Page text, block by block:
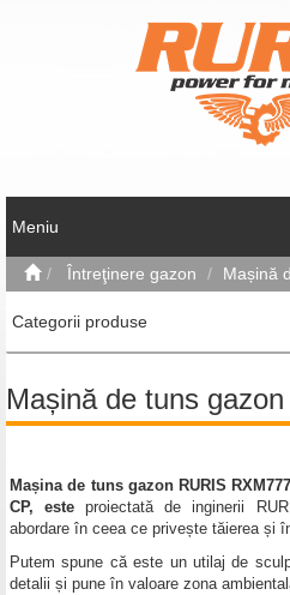
Meniu
Întreţinere gazon Mașină
Categorii produse
Mașină de tuns gazon
Mașina de tuns gazon RURIS
CP, este proiectată de inginerii
abordare în ceea ce privește tăierea și
Putem spune că este un utilaj de
detalii și pune în valoare zona